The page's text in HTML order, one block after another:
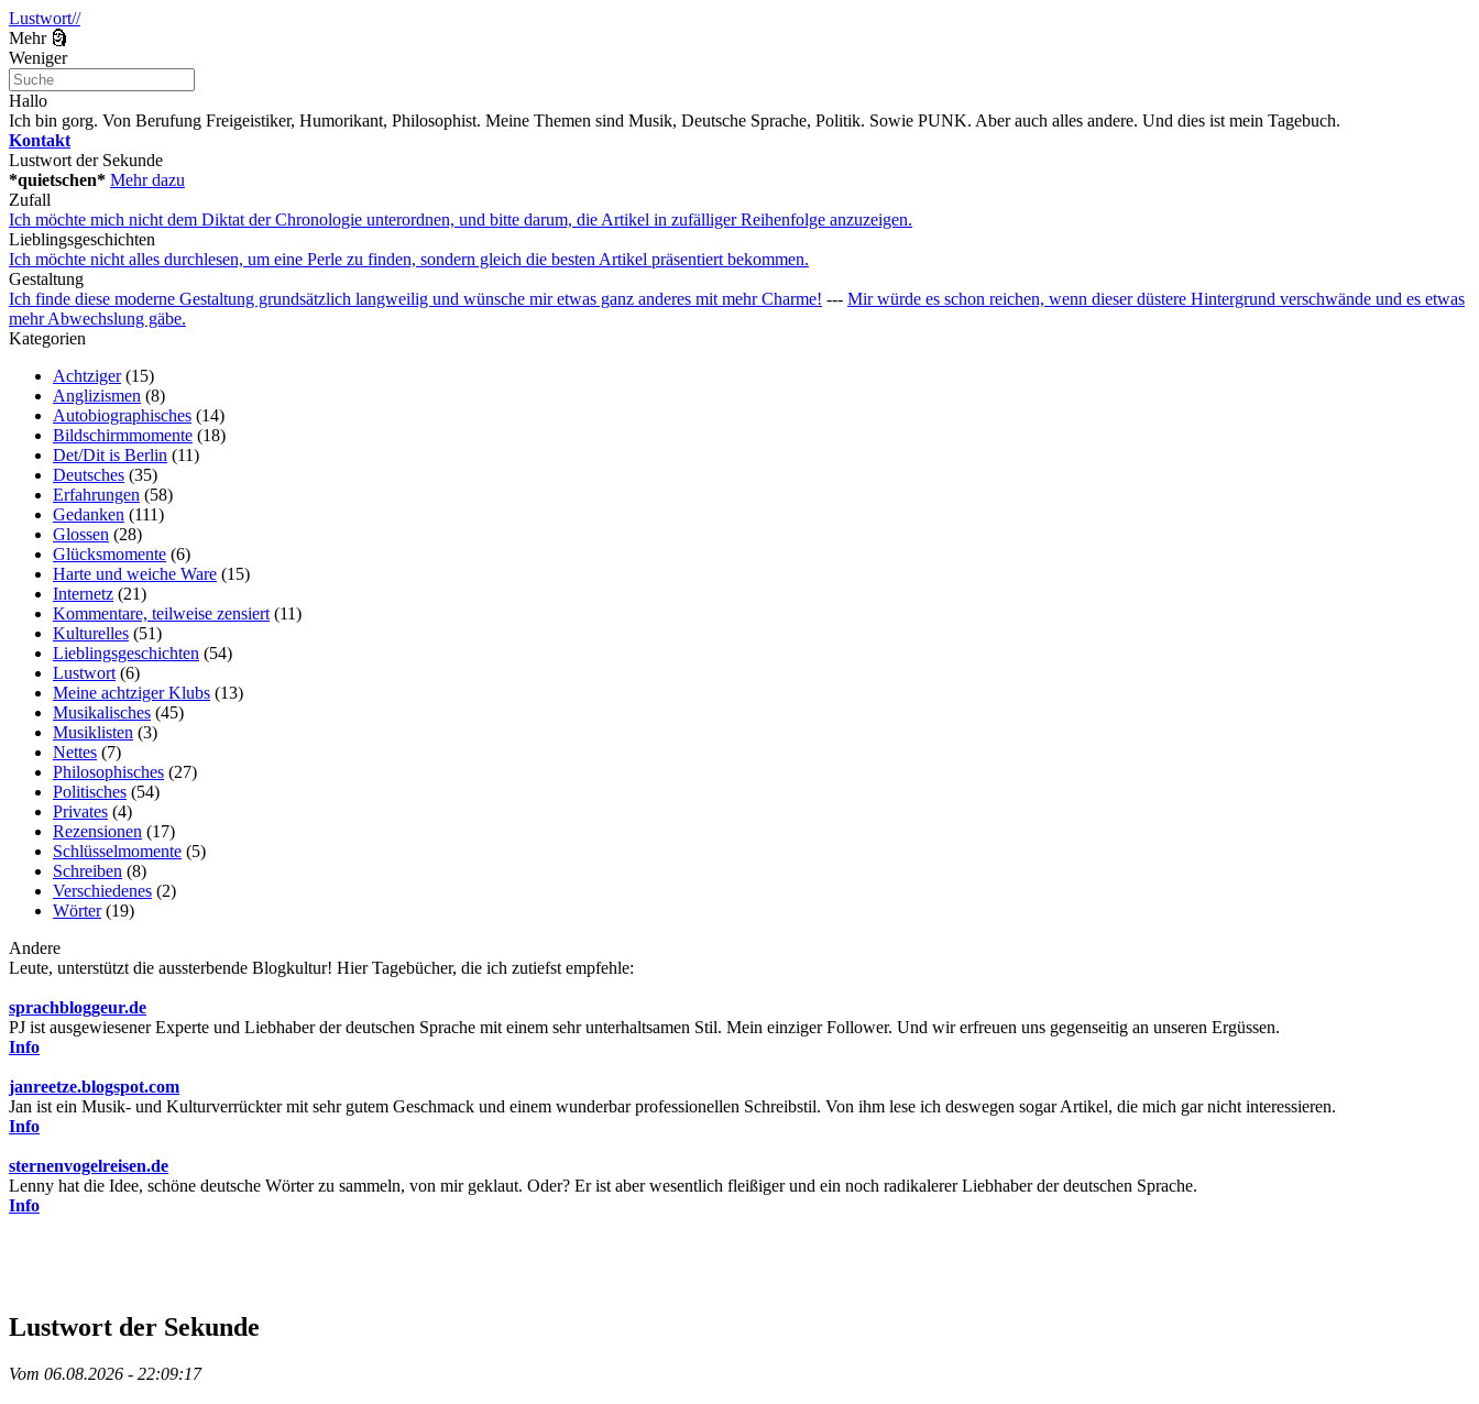
Lustwort//
Mehr 🗿
Weniger
Hallo
Ich bin gorg. Von Berufung Freigeistiker, Humorikant, Philosophist. Meine Themen sind Musik, Deutsche Sprache, Politik. Sowie PUNK. Aber auch alles andere. Und dies ist mein Tagebuch.
Kontakt
Lustwort der Sekunde
*quietschen* Mehr dazu
Zufall
Ich möchte mich nicht dem Diktat der Chronologie unterordnen, und bitte darum, die Artikel in zufälliger Reihenfolge anzuzeigen.
Lieblingsgeschichten
Ich möchte nicht alles durchlesen, um eine Perle zu finden, sondern gleich die besten Artikel präsentiert bekommen.
Gestaltung
Ich finde diese moderne Gestaltung grundsätzlich langweilig und wünsche mir etwas ganz anderes mit mehr Charme! --- Mir würde es schon reichen, wenn dieser düstere Hintergrund verschwände und es etwas
mehr Abwechslung gäbe.
Kategorien
Achtziger(15)
Anglizismen (8)
Autobiographisches (14)
Bildschirmmomente (18)
Det/Dit is Berlin (11)
Deutsches (35)
Erfahrungen (58)
Gedanken (111)
Glossen (28)
Glücksmomente (6)
Harte und weiche Ware (15)
Internetz (21)
Kommentare, teilweise zensiert (11)
Kulturelles (51)
Lieblingsgeschichten (54)
Lustwort (6)
Meine achtziger Klubs (13)
Musikalisches (45)
Musiklisten (3)
Nettes (7)
Philosophisches (27)
Politisches (54)
Privates (4)
Rezensionen (17)
Schlüsselmomente (5)
Schreiben (8)
Verschiedenes (2)
Wörter(19)
Andere
Leute, unterstützt die aussterbende Blogkultur! Hier Tagebücher, die ich zutiefst empfehle:
sprachbloggeur.de
PJ ist ausgewiesener Experte und Liebhaber der deutschen Sprache mit einem sehr unterhaltsamen Stil. Mein einziger Follower. Und wir erfreuen uns gegenseitig an unseren Ergüssen.
Info
janreetze.blogspot.com
Jan ist ein Musik- und Kulturverrückter mit sehr gutem Geschmack und einem wunderbar professionellen Schreibstil. Von ihm lese ich deswegen sogar Artikel, die mich gar nicht interessieren.
Info
sternenvogelreisen.de
Lenny hat die Idee, schöne deutsche Wörter zu sammeln, von mir geklaut. Oder? Er ist aber wesentlich fleißiger und ein noch radikalerer Liebhaber der deutschen Sprache.
Info
Lustwort der Sekunde
Vom 06.08.2026 - 22:09:17